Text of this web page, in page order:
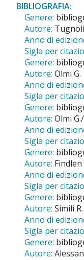
BIBLIOGRAFIA:
Genere:
Autore:
Anno di
Sigla per
Genere:
Autore: Olmi G.
Anno di
Sigla per
Genere:
Autore: Olmi
Anno di
Sigla per
Genere:
Autore: Findlen
Anno di
Sigla per
Genere:
Autore: Simili
Anno di
Sigla per
Genere:
Autore: